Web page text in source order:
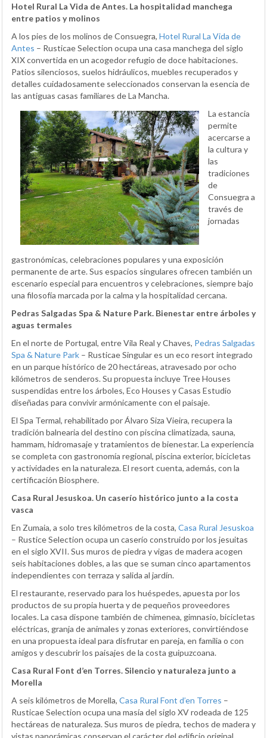
Hotel Rural La Vida de Antes. La hospitalidad manchega
entre patios y molinos
A los pies de los molinos de Consuegra, Hotel Rural La Vida de
Antes – Rusticae Selection ocupa una casa manchega del siglo
XIX convertida en un acogedor refugio de doce habitaciones.
Patios silenciosos, suelos hidráulicos, muebles recuperados y
detalles cuidadosamente seleccionados conservan la esencia de
las antiguas casas familiares de La Mancha.
La estancia
permite
acercarse a
la cultura y
las
tradiciones
de
Consuegra a
través de
jornadas
gastronómicas, celebraciones populares y una exposición
permanente de arte. Sus espacios singulares ofrecen también un
escenario especial para encuentros y celebraciones, siempre bajo
una filosofía marcada por la calma y la hospitalidad cercana.
Pedras Salgadas Spa & Nature Park. Bienestar entre árboles y
aguas termales
En el norte de Portugal, entre Vila Real y Chaves, Pedras Salgadas
Spa & Nature Park – Rusticae Singular es un eco resort integrado
en un parque histórico de 20 hectáreas, atravesado por ocho
kilómetros de senderos. Su propuesta incluye Tree Houses
suspendidas entre los árboles, Eco Houses y Casas Estudio
diseñadas para convivir armónicamente con el paisaje.
El Spa Termal, rehabilitado por Álvaro Siza Vieira, recupera la
tradición balnearia del destino con piscina climatizada, sauna,
hammam, hidromasaje y tratamientos de bienestar. La experiencia
se completa con gastronomía regional, piscina exterior, bicicletas
y actividades en la naturaleza. El resort cuenta, además, con la
certificación Biosphere.
Casa Rural Jesuskoa. Un caserío histórico junto a la costa
vasca
En Zumaia, a solo tres kilómetros de la costa, Casa Rural Jesuskoa
– Rustice Selection ocupa un caserío construido por los jesuitas
en el siglo XVII. Sus muros de piedra y vigas de madera acogen
seis habitaciones dobles, a las que se suman cinco apartamentos
independientes con terraza y salida al jardín.
El restaurante, reservado para los huéspedes, apuesta por los
productos de su propia huerta y de pequeños proveedores
locales. La casa dispone también de chimenea, gimnasio, bicicletas
eléctricas, granja de animales y zonas exteriores, convirtiéndose
en una propuesta ideal para disfrutar en pareja, en familia o con
amigos y descubrir los paisajes de la costa guipuzcoana.
Casa Rural Font d’en Torres. Silencio y naturaleza junto a
Morella
A seis kilómetros de Morella, Casa Rural Font d’en Torres –
Rusticae Selection ocupa una masía del siglo XV rodeada de 125
hectáreas de naturaleza. Sus muros de piedra, techos de madera y
vistas panorámicas conservan el carácter del edificio original,